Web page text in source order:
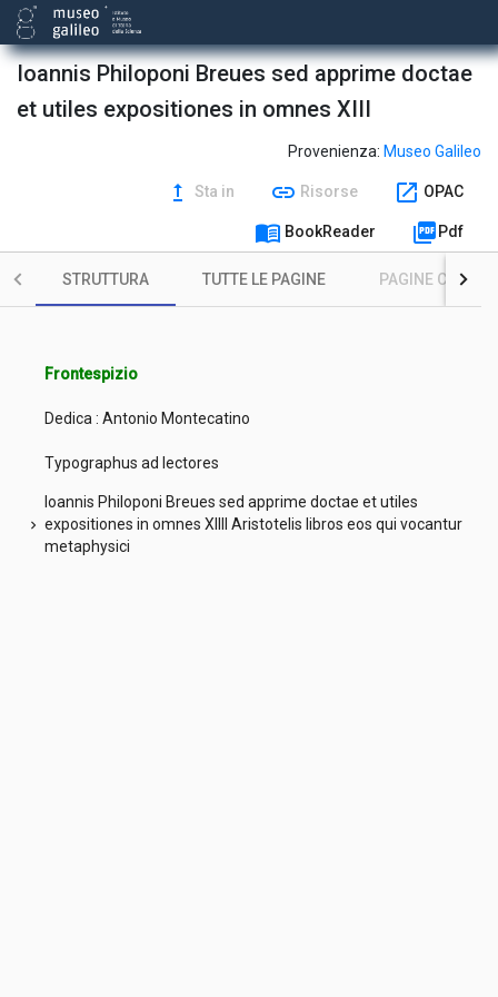
Ioannis Philoponi Breues sed apprime doctae
et utiles expositiones in omnes XIII
Provenienza: Museo Galileo
upgrade Sta in link Risorse open_in_new OPAC
menu_book BookReader picture_as_pdf Pdf
STRUTTURA TUTTE LE PAGINE PAGINE CON
Frontespizio
Dedica : Antonio Montecatino
Typographus ad lectores
chevron_right
Ioannis Philoponi Breues sed apprime doctae et utiles
expositiones in omnes XIIII Aristotelis libros eos qui vocantur
metaphysici